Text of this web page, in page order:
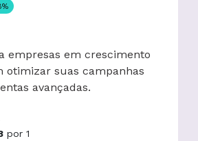
%
empresas em crescimento
otimizar suas campanhas
avançadas.
por 1